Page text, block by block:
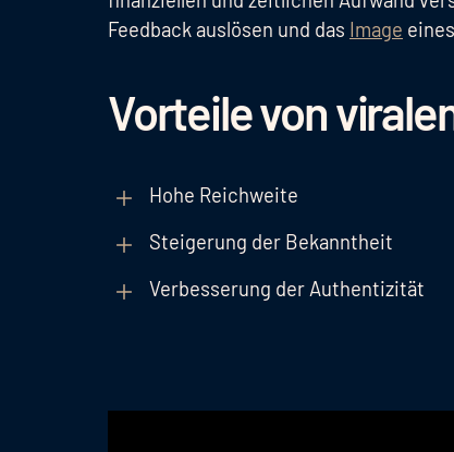
Feedback auslösen und das Image
Vorteile von
Hohe Reichweite
Steigerung der Bekanntheit
Verbesserung der Authentizität